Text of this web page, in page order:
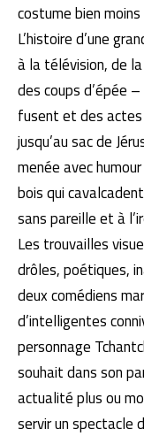
costume bien
L’histoire d’une
à la télévision, de
des coups d’épée
fusent et des
jusqu’au sac de
menée avec
bois qui
sans pareille et à
Les trouvailles
drôles, poétiques,
deux comédiens
d’intelligentes
personnage
souhait dans son
actualité plus ou
servir un spectacle